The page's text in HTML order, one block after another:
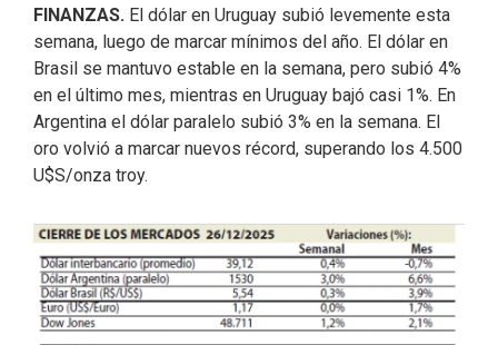
FINANZAS. El dólar en Uruguay subió levemente esta
semana, luego de marcar mínimos del año. El dólar en
Brasil se mantuvo estable en la semana, pero subió 4%
en el último mes, mientras en Uruguay bajó casi 1%. En
Argentina el dólar paralelo subió 3% en la semana. El
oro volvió a marcar nuevos récord, superando los 4.500
U$S/onza troy.